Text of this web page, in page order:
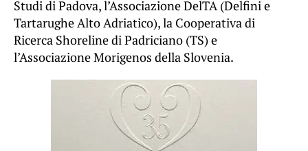
Studi di Padova, l’Associazione DelTA (Delfini e
Tartarughe Alto Adriatico), la Cooperativa di
Ricerca Shoreline di Padriciano (TS) e
l’Associazione Morigenos della Slovenia.